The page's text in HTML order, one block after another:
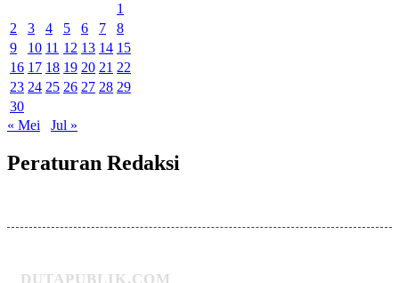
1
2
3 4 5 6 7
8
9
10 11 12 13 14 15
16 17 18 19 20 21 22
23 24 25 26 27 28 29
30
« Mei
Jul »
Peraturan Redaksi
DUTAPUBLIK.COM